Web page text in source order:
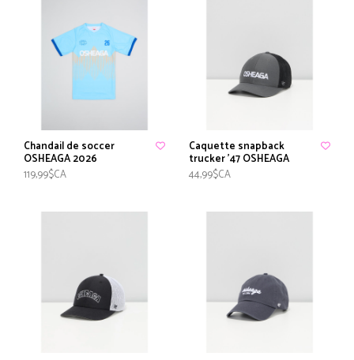
Chandail de soccer
OSHEAGA 2026
119,99$CA
Caquette snapback
trucker '47 OSHEAGA
44,99$CA